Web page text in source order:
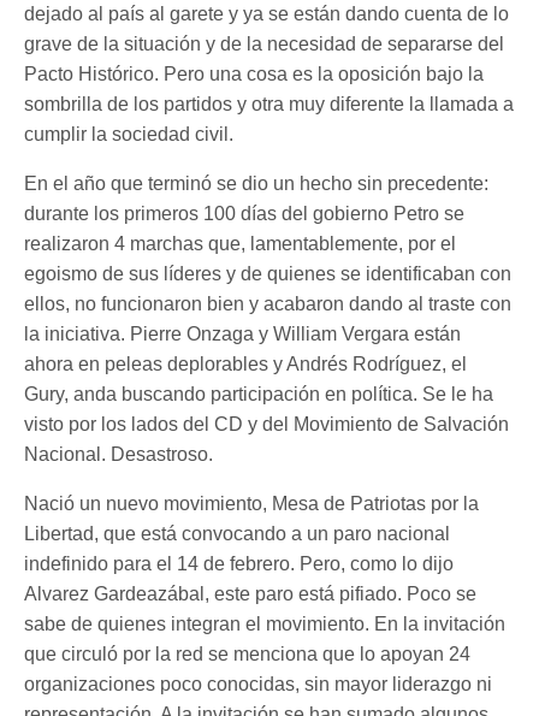
dejado al país al garete y ya se están dando cuenta de lo
grave de la situación y de la necesidad de separarse del
Pacto Histórico. Pero una cosa es la oposición bajo la
sombrilla de los partidos y otra muy diferente la llamada a
cumplir la sociedad civil.
En el año que terminó se dio un hecho sin precedente:
durante los primeros 100 días del gobierno Petro se
realizaron 4 marchas que, lamentablemente, por el
egoismo de sus líderes y de quienes se identificaban con
ellos, no funcionaron bien y acabaron dando al traste con
la iniciativa. Pierre Onzaga y William Vergara están
ahora en peleas deplorables y Andrés Rodríguez, el
Gury, anda buscando participación en política. Se le ha
visto por los lados del CD y del Movimiento de Salvación
Nacional. Desastroso.
Nació un nuevo movimiento, Mesa de Patriotas por la
Libertad, que está convocando a un paro nacional
indefinido para el 14 de febrero. Pero, como lo dijo
Alvarez Gardeazábal, este paro está pifiado. Poco se
sabe de quienes integran el movimiento. En la invitación
que circuló por la red se menciona que lo apoyan 24
organizaciones poco conocidas, sin mayor liderazgo ni